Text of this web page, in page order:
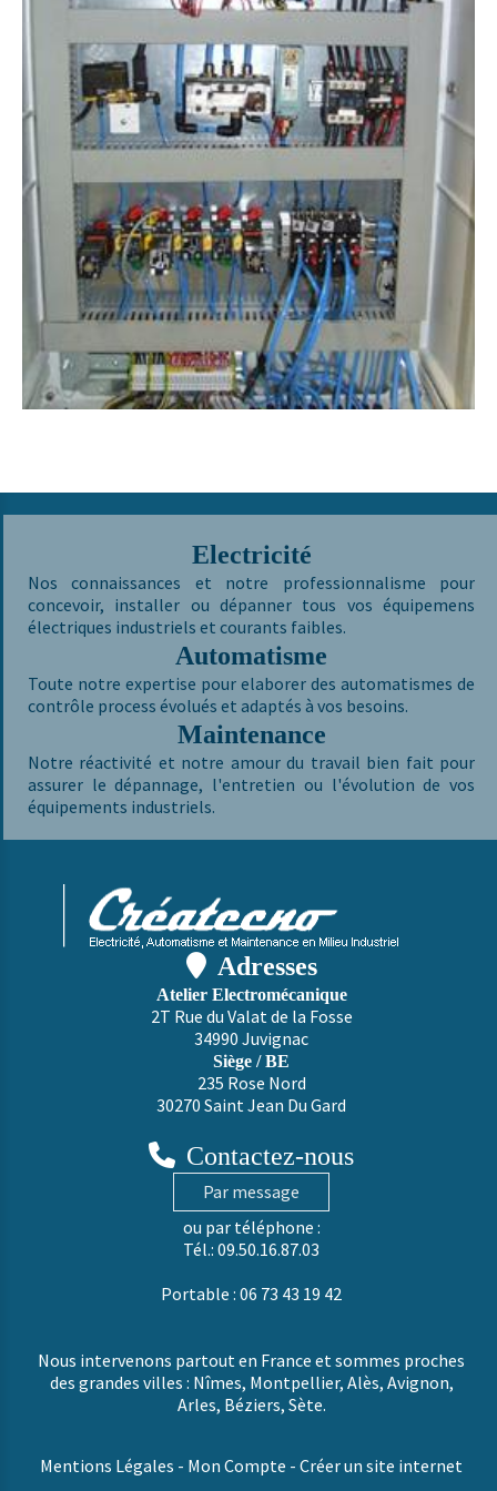
Electricité
Nos connaissances et notre professionnalisme pour
concevoir, installer ou dépanner tous vos équipemens
électriques industriels et courants faibles.
Automatisme
Toute notre expertise pour elaborer des automatismes de
contrôle process évolués et adaptés à vos besoins.
Maintenance
Notre réactivité et notre amour du travail bien fait pour
assurer le dépannage, l'entretien ou l'évolution de vos
équipements industriels.
 Adresses
Atelier Electromécanique
2T Rue du Valat de la Fosse
34990 Juvignac
Siège / BE
235 Rose Nord
30270 Saint Jean Du Gard
 Contactez-nous
Par message
ou par téléphone :
Tél.: 09.50.16.87.03
Portable : 06 73 43 19 42
Nous intervenons partout en France et sommes proches
des grandes villes : Nîmes, Montpellier, Alès, Avignon,
Arles, Béziers, Sète.
Mentions Légales Mon Compte Créer un site internet